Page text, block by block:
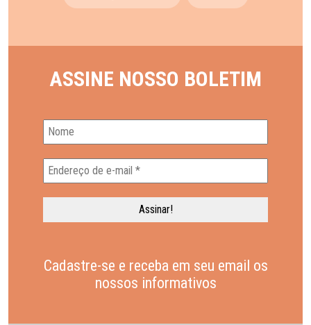
ASSINE NOSSO BOLETIM
Cadastre-se e receba em seu email os
nossos informativos